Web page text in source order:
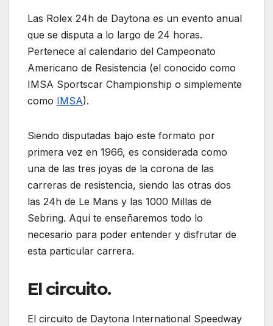
Las Rolex 24h de Daytona es un evento anual
que se disputa a lo largo de 24 horas.
Pertenece al calendario del Campeonato
Americano de Resistencia (el conocido como
IMSA Sportscar Championship o simplemente
como IMSA).
Siendo disputadas bajo este formato por
primera vez en 1966, es considerada como
una de las tres joyas de la corona de las
carreras de resistencia, siendo las otras dos
las 24h de Le Mans y las 1000 Millas de
Sebring. Aquí te enseñaremos todo lo
necesario para poder entender y disfrutar de
esta particular carrera.
El circuito.
El circuito de Daytona International Speedway